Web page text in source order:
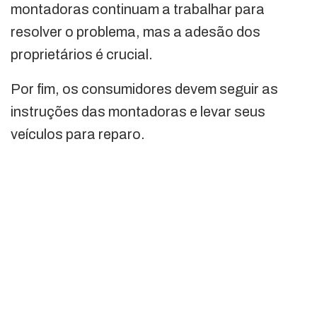
montadoras continuam a trabalhar para
resolver o problema, mas a adesão dos
proprietários é crucial.
Por fim, os consumidores devem seguir as
instruções das montadoras e levar seus
veículos para reparo.